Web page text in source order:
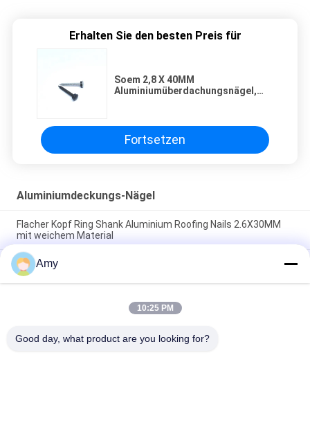
Erhalten Sie den besten Preis für
Soem 2,8 X 40MM
Aluminiumüberdachungsnägel,
Fortsetzen
Aluminiumdeckungs-Nägel
Flacher Kopf Ring Shank Aluminium Roofing Nails 2.6X30MM
mit weichem Material
48 X 2.5MM Aluminiumüberdachungsnagel-flacher
Kopf/ovaler Kopf für Nagel-Gewehr
2" glatte/einfache Schaft-Deckungs-Nägel,
Aluminiumüberdachungsnägel, die weiches Material
Amy
10:25 PM
Good day, what product are you looking for?